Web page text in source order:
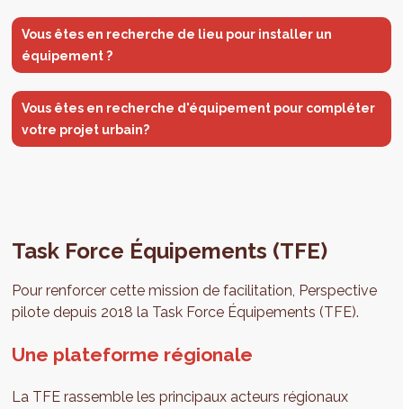
Vous êtes en recherche de lieu pour installer un
équipement ?
Vous êtes en recherche d'équipement pour compléter
votre projet urbain?
Task Force Équipements (TFE)
Pour renforcer cette mission de facilitation, Perspective
pilote depuis 2018 la Task Force Équipements (TFE).
Une plateforme régionale
La TFE rassemble les principaux acteurs régionaux